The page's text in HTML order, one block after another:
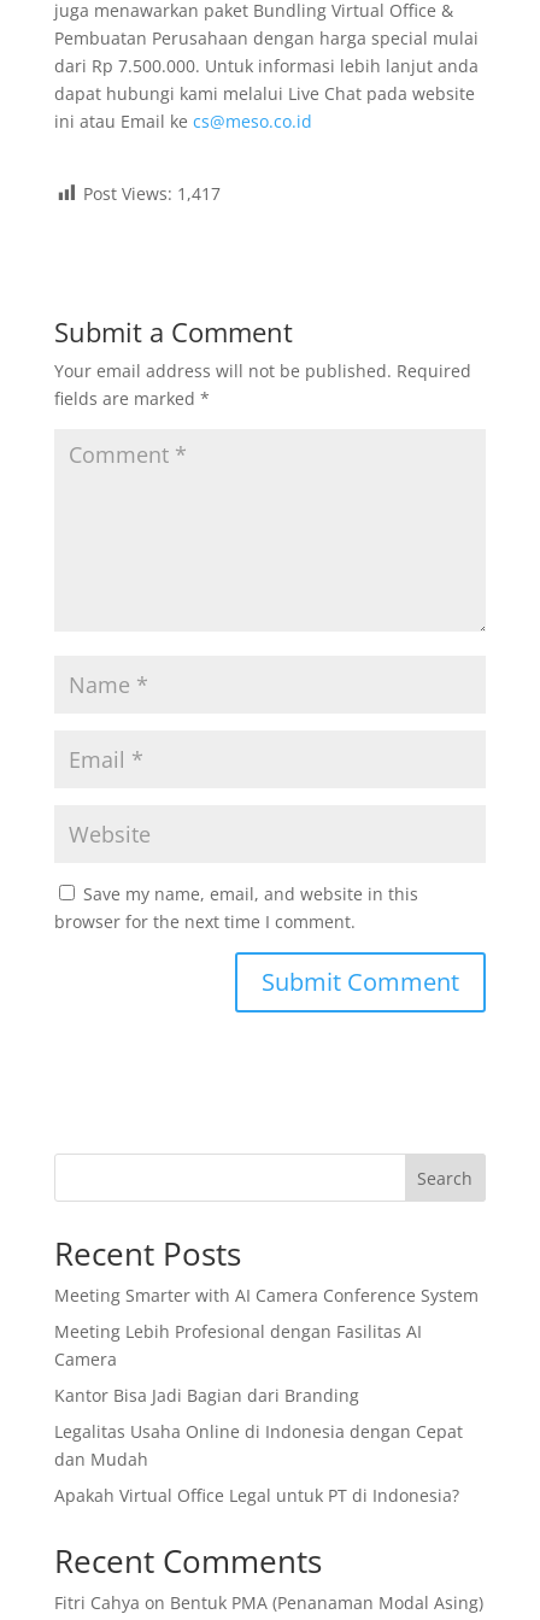
juga menawarkan paket Bundling Virtual Office &
Pembuatan Perusahaan dengan harga special mulai
dari Rp 7.500.000. Untuk informasi lebih lanjut anda
dapat hubungi kami melalui Live Chat pada website
ini atau Email ke cs@meso.co.id
Post Views: 1,417
Submit a Comment
Your email address will not be published. Required
fields are marked *
Save my name, email, and website in this
browser for the next time I comment.
Search
Recent Posts
Meeting Smarter with AI Camera Conference System
Meeting Lebih Profesional dengan Fasilitas AI
Camera
Kantor Bisa Jadi Bagian dari Branding
Legalitas Usaha Online di Indonesia dengan Cepat
dan Mudah
Apakah Virtual Office Legal untuk PT di Indonesia?
Recent Comments
Fitri Cahya on Bentuk PMA (Penanaman Modal Asing)